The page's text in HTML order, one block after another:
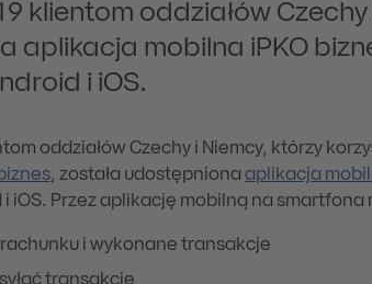
klientom oddziałów Czechy
aplikacja mobilna iPKO
i iOS.
oddziałów Czechy i Niemcy, którzy
, została udostępniona aplikacja
iOS. Przez aplikację mobilną na smartfona
i wykonane transakcje
transakcje